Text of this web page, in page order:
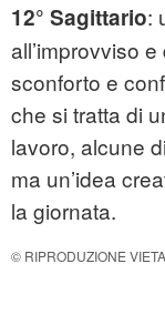
12° Sagittario:
all’improvviso
sconforto e
che si tratta di
lavoro, alcune
ma un’idea
la giornata.
© RIPRODUZIONE